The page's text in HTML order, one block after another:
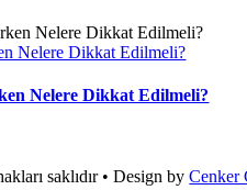
Nelere Dikkat Edilmeli?
Nelere Dikkat Edilmeli?
saklıdır • Design byCenker